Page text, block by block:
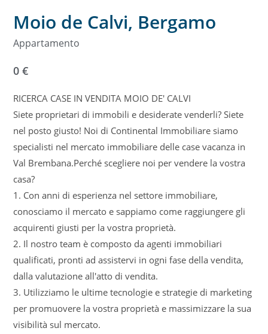
Moio de Calvi, Bergamo
Appartamento
0 €
RICERCA CASE IN VENDITA MOIO DE' CALVI
Siete proprietari di immobili e desiderate venderli? Siete
nel posto giusto! Noi di Continental Immobiliare siamo
specialisti nel mercato immobiliare delle case vacanza in
Val Brembana.Perché scegliere noi per vendere la vostra
casa?
1. Con anni di esperienza nel settore immobiliare,
conosciamo il mercato e sappiamo come raggiungere gli
acquirenti giusti per la vostra proprietà.
2. Il nostro team è composto da agenti immobiliari
qualificati, pronti ad assistervi in ogni fase della vendita,
dalla valutazione all'atto di vendita.
3. Utilizziamo le ultime tecnologie e strategie di marketing
per promuovere la vostra proprietà e massimizzare la sua
visibilità sul mercato.